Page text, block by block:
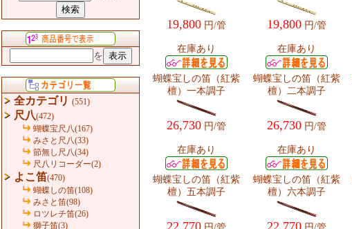
を
全カテゴリ (551)
尺八(472)
蝴蝶宝尺八(167)
みさと尺八(33)
節無し尺八(34)
尺八リコーダー(2)
よこ笛(470)
蝴蝶しの笛(108)
みさと笛(98)
ロツレチ笛(26)
獅子笛(3)
19,800 円/管
在庫あり
19,800円/管
在庫あり
蝴蝶宝しの笛（紅紫
檀）一本調子
26,730 円/管
在庫あり
蝴蝶宝しの笛（紅紫
檀）二本調子
26,730円/管
在庫あり
蝴蝶宝しの笛（紅紫
檀）五本調子
22,770
蝴蝶宝しの笛（紅紫
檀）六本調子
22,770